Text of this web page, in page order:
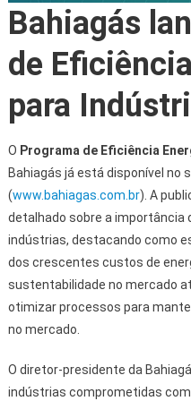
Bahiagás
de
para
O Programa de Eficiência
Bahiagás já está disponível no
(www.bahiagas.com.br). A
detalhado sobre a importância
indústrias, destacando como
dos crescentes custos de
sustentabilidade no mercado
otimizar processos para
no mercado.
O diretor-presidente da
indústrias comprometidas